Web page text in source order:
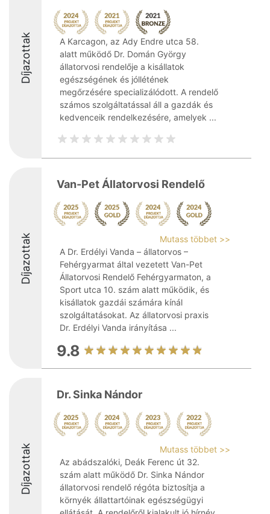
Díjazottak
A Karcagon, az Ady Endre utca 58.
alatt működő Dr. Domán György
állatorvosi rendelője a kisállatok
egészségének és jóllétének
megőrzésére specializálódott. A rendelő
számos szolgáltatással áll a gazdák és
kedvenceik rendelkezésére, amelyek ...
Díjazottak
Van-Pet Állatorvosi Rendelő
Mutass többet >>
A Dr. Erdélyi Vanda – állatorvos –
Fehérgyarmat által vezetett Van-Pet
Állatorvosi Rendelő Fehérgyarmaton, a
Sport utca 10. szám alatt működik, és
kisállatok gazdái számára kínál
szolgáltatásokat. Az állatorvosi praxis
Dr. Erdélyi Vanda irányítása ...
9.8
Díjazottak
Dr. Sinka Nándor
Mutass többet >>
Az abádszalóki, Deák Ferenc út 32.
szám alatt működő Dr. Sinka Nándor
állatorvosi rendelő régóta biztosítja a
környék állattartóinak egészségügyi